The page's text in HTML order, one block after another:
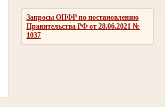
Запросы ОПФР по постановлению
Правительства РФ от 28.06.2021 №
1037